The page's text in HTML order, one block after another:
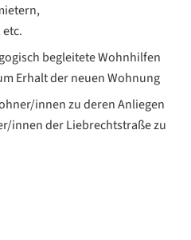
begleitete Wohnhilfen
Erhalt der neuen Wohnung
innen zu deren Anliegen
innen der Liebrechtstraße zu